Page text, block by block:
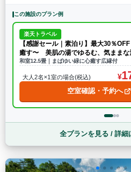
この施設のプラン例
楽天トラベル
【感謝セール｜素泊り】最大30％
癒す〜 美肌の湯でゆるむ、気ままな
和室12.5畳｜まばゆい緑に心癒す広縁付
大人2名×1室の場合(税込)
空室確認・予約へ
全プランを見る / 詳細